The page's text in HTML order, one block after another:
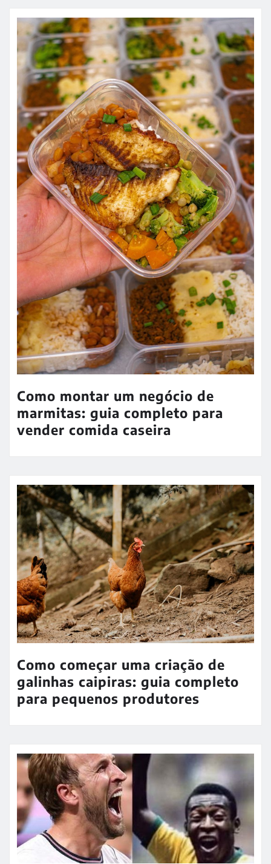
Como montar um negócio de
marmitas: guia completo para
vender comida caseira
Como começar uma criação de
galinhas caipiras: guia completo
para pequenos produtores